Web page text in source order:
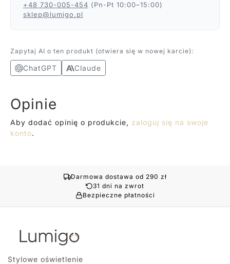
+48 730-005-454 (Pn-Pt 10:00–15:00)
sklep@lumigo.pl
Zapytaj AI o ten produkt (otwiera się w nowej karcie):
ChatGPT Claude
Opinie
Aby dodać opinię o produkcie, zaloguj się na swoje
konto.
Darmowa dostawa od 290 zł
31 dni na zwrot
Bezpieczne płatności
Stylowe oświetlenie